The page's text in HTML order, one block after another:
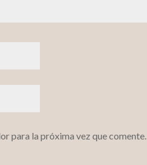
para la próxima vez que comente.